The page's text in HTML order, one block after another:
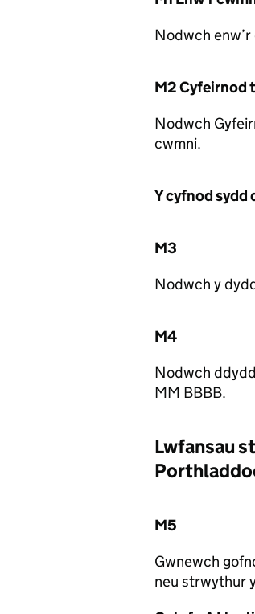
Nodwch
M2 Cyfeirnod
Nodwch
cwmni.
Y cyfnod sydd
M3
Nodwch y
M4
Nodwch
MM BBBB.
Lwfansau
M5
Gwnewch
neu strwythur